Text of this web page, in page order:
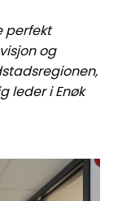
perfekt
og
leder i Enøk